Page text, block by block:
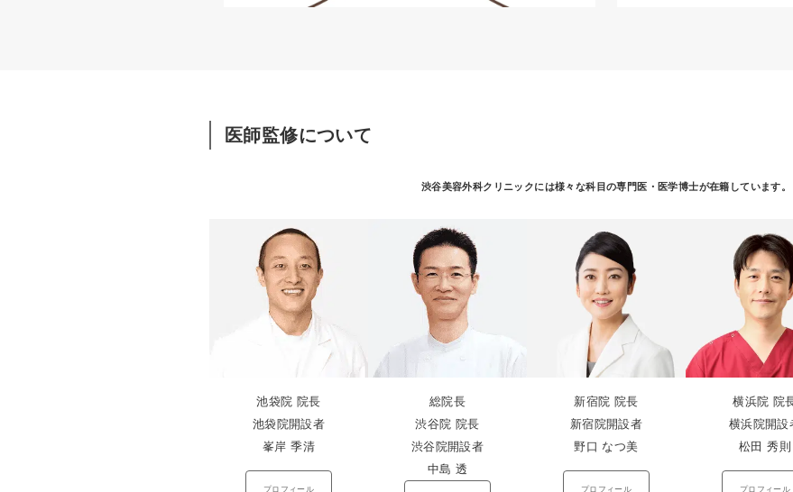
医師監修について
渋谷美容外科クリニックには様々な科目の専門医・医学博士が在籍しています。
池袋院 院長
池袋院開設者
峯岸 季清
プロフィール
総院長
渋谷院 院長
渋谷院開設者
中島 透
新宿院 院長
新宿院開設者
野口 なつ美
プロフィール
横浜院 院
横浜院開設
松田 秀則
プロフィール